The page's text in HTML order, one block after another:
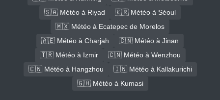
🇸🇦 Météo à Riyad
🇰🇷 Météo à Séoul
🇲🇽 Météo à Ecatepec de Morelos
🇦🇪 Météo à Charjah
🇨🇳 Météo à Jinan
🇹🇷 Météo à Izmir
🇨🇳 Météo à Wenzhou
🇨🇳 Météo à Hangzhou
🇮🇳 Météo à Kallakurichi
🇬🇭 Météo à Kumasi